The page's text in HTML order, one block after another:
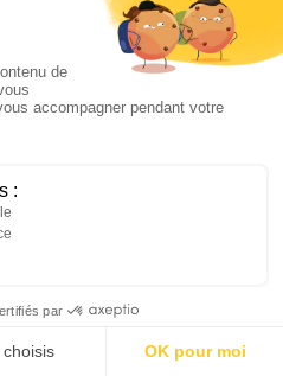
La
prouvée.
Paris, France